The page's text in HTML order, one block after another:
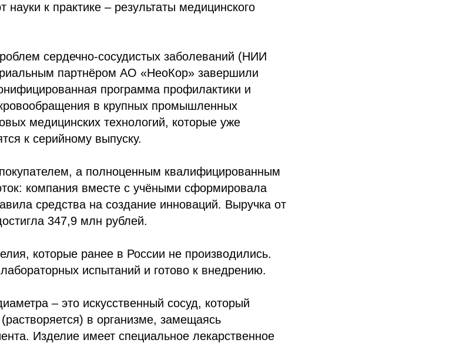
науки к практике – результаты медицинского
сердечно-сосудистых заболеваний (НИИ
партнёром АО «НеоКор» завершили
программа профилактики и
в крупных промышленных
медицинских технологий, которые уже
к серийному выпуску.
а полноценным квалифицированным
компания вместе с учёными сформировала
средства на создание инноваций. Выручка от
347,9 млн рублей.
которые ранее в России не производились.
испытаний и готово к внедрению.
– это искусственный сосуд, который
в организме, замещаясь
Изделие имеет специальное лекарственное